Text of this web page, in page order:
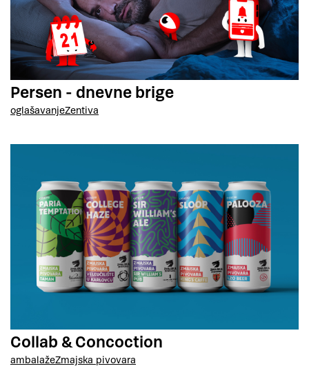
Persen - dnevne brige
oglašavanjeZentiva
Collab & Concoction
ambalažeZmajska pivovara